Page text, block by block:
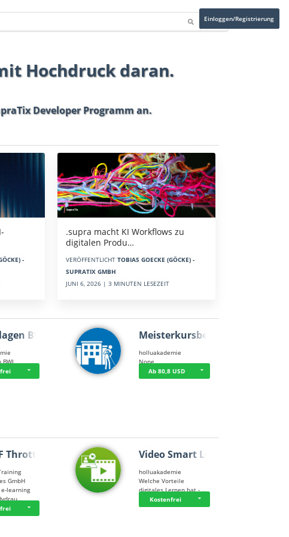
Einloggen/Registrierung
Hochdruck daran.
Developer Programman.
-
.supra macht KI Workflows zu
digitalen Produ…
VERÖFFENTLICHT TOBIAS GOECKE (GÖCKE) -
SUPRATIX GMBH
JUNI 6, 2026 | 3 MINUTEN LESEZEIT
BWL
BWL
Meisterkursbegl…
holluakademie
None
Ab 80,8 USD
Throttle…
GmbH
learning
Video Smart Lea…
holluakademie
Welche Vorteile
digitales Lernen hat - …
Kostenfrei